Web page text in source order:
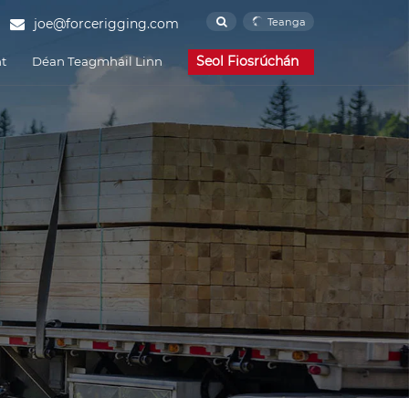
Teanga
joe@forcerigging.com
Strap búcla Cam
Force Rigging is one of the
famous China Cam
Buckle Strap
manufacturers and Cam
Buckle Strap suppliers.
Our factory specializes in
manufacturing of Cam
Buckle Strap.
Strap gan deireadh
Innealtóireacht Loingseoireacht agus Calafoirt
Nuacht Corparáideach
Nuacht Tionscal
CCanna
Déan Teagmháil Linn Seol Fiosrúchán